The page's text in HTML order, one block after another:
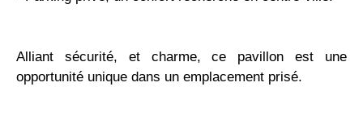
Alliant sécurité, et charme, ce pavillon est une
opportunité unique dans un emplacement prisé.